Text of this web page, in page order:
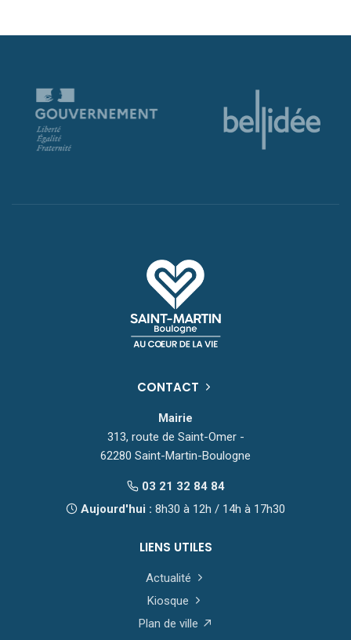
CONTACT
Mairie
313, route de Saint-Omer -
62280 Saint-Martin-Boulogne
03 21 32 84 84
Aujourd'hui : 8h30 à 12h / 14h à 17h30
LIENS UTILES
Actualité
Kiosque
Plan de ville